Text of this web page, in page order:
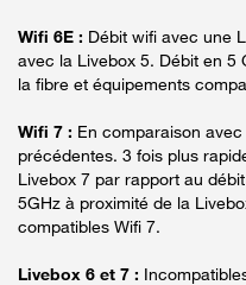
Wifi 6E : Débit wifi avec une
avec la Livebox 5. Débit en 5
la fibre et équipements
Wifi 7 : En comparaison
précédentes. 3 fois plus
Livebox 7 par rapport au
5GHz à proximité de la
compatibles Wifi 7.
Livebox 6 et 7 :